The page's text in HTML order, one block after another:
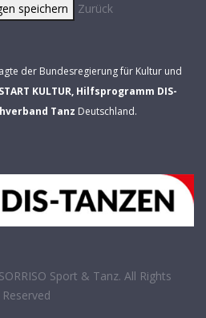
speichern Zurück
der Bundesregierung für Kultur und
KULTUR, Hilfsprogramm DIS-
Tanz Deutschland.
SORRISO Sport & Tanz. All Rights
Reserved